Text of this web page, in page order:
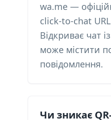
wa.me —
click-to-chat
Відкриває чат
може містити
повідомлення.
Чи зникає